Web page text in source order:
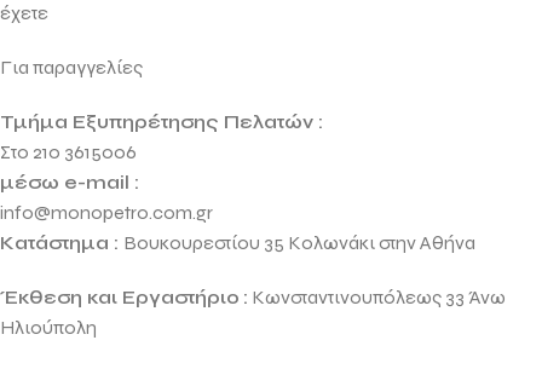
έχετε
Για παραγγελίες
Τμήμα Εξυπηρέτησης Πελατών :
Στο 210 3615006
μέσω e-mail :
info@monopetro.com.gr
Κατάστημα : Βουκουρεστίου 35 Κολωνάκι στην Αθήνα
Έκθεση και Εργαστήριο : Κωνσταντινουπόλεως 33 Άνω
Ηλιούπολη